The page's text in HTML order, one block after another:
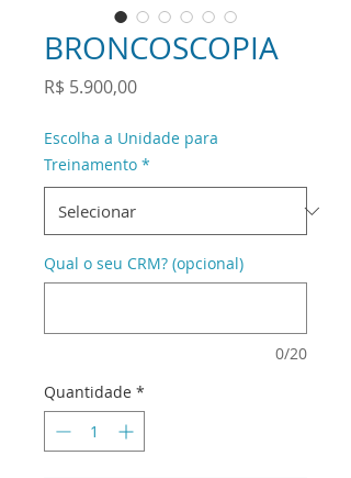
BRONCOSCOPIA
R$ 5.900,00Preço
Escolha a Unidade para
Treinamento *
Qual o seu CRM? (opcional)
0/20
Quantidade *